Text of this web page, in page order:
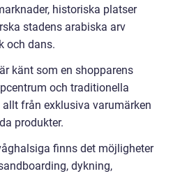
historiska platser
stadens arabiska arv
och dans.
känt som en shopparens
och traditionella
från exklusiva varumärken
produkter.
finns det möjligheter
dykning,